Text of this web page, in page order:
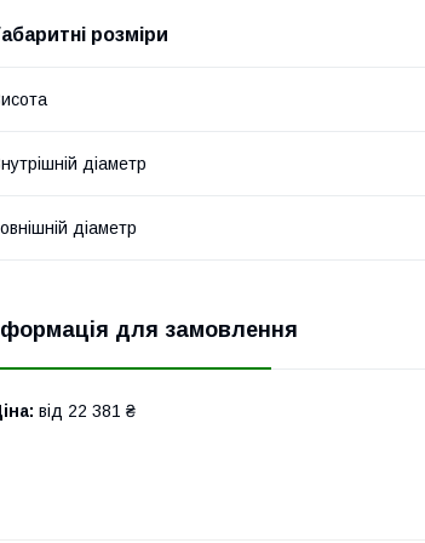
розміри
діаметр
діаметр
для замовлення
від 22 381 ₴